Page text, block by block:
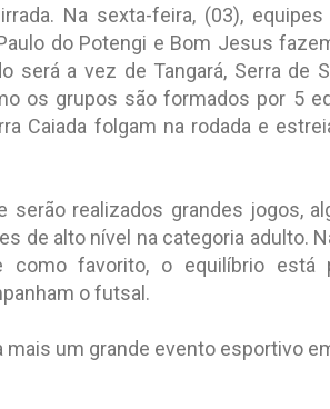
Na sexta-feira, (03),
do Potengi e Bom Jesus
será a vez de Tangará, Serra de
os grupos são formados por 5
Caiada folgam na rodada e
serão realizados grandes jogos,
de alto nível na categoria adulto.
como favorito, o equilíbrio está
o futsal.
mais um grande evento esportivo